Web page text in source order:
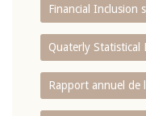
Financial Inclusion
Quaterly Statistical
Rapport annuel de